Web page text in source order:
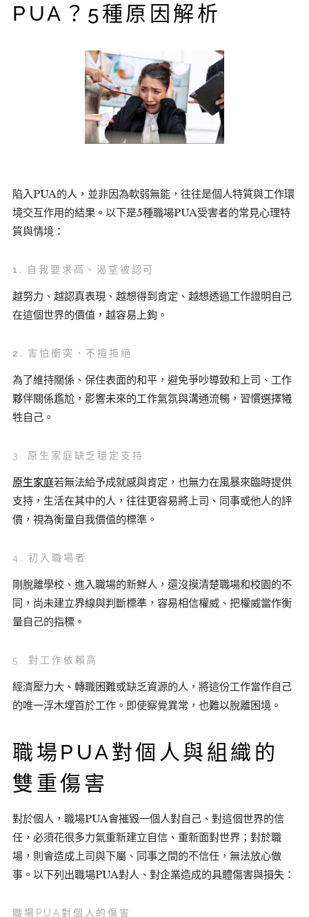
PUA？5種原因解析
陷入PUA的人，並非因為軟弱無能，往往是個人特質與工作環
境交互作用的結果。以下是5種職場PUA受害者的常見心理特
質與情境：
1. 自我要求高、渴望被認可
越努力、越認真表現、越想得到肯定、越想透過工作證明自己
在這個世界的價值，越容易上鉤。
2. 害怕衝突、不擅拒絕
為了維持關係、保住表面的和平，避免爭吵導致和上司、工作
夥伴關係尷尬，影響未來的工作氣氛與溝通流暢，習慣選擇犧
牲自己。
3. 原生家庭缺乏穩定支持
原生家庭若無法給予成就感與肯定，也無力在風暴來臨時提供
支持，生活在其中的人，往往更容易將上司、同事或他人的評
價，視為衡量自我價值的標準。
4. 初入職場者
剛脫離學校、進入職場的新鮮人，還沒摸清楚職場和校園的不
同，尚未建立界線與判斷標準，容易相信權威、把權威當作衡
量自己的指標。
5. 對工作依賴高
經濟壓力大、轉職困難或缺乏資源的人，將這份工作當作自己
的唯一浮木埋首於工作。即使察覺異常，也難以脫離困境。
職場PUA對個人與組織的
雙重傷害
對於個人，職場PUA會摧毀一個人對自己、對這個世界的信
任，必須花很多力氣重新建立自信、重新面對世界；對於職
場，則會造成上司與下屬、同事之間的不信任，無法放心做
事。以下列出職場PUA對人、對企業造成的具體傷害與損失：
職場PUA對個人的傷害